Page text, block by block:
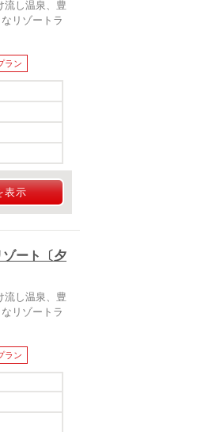
し温泉、豊
リゾートラ
ラン
表示
ゾート〔夕
し温泉、豊
リゾートラ
ラン